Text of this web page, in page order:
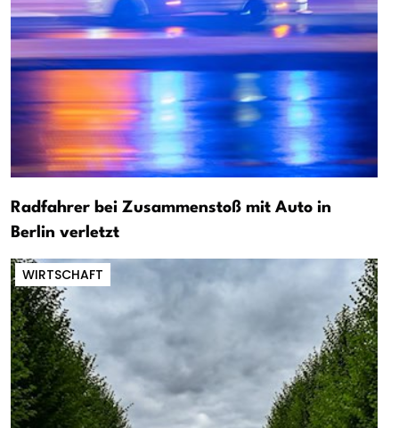
Radfahrer bei Zusammenstoß mit Auto in
Berlin verletzt
WIRTSCHAFT